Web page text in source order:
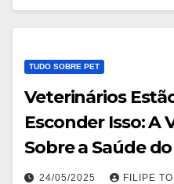
TUDO SOBRE PET
Veterinários
Esconder Isso: A
Sobre a Saúde
24/05/2025 FILIPE